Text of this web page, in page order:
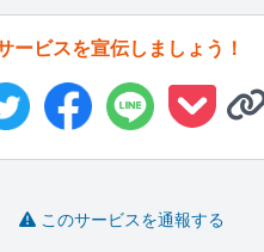
強いコーディン
【高コスパ】Wordpres
(0)
ービスを宣伝しましょう！
このサービスを通報する